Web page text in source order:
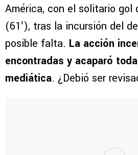
América, con el solitario gol
(61′), tras la incursión del
posible falta. La acción
encontradas y acaparó
mediática. ¿Debió ser